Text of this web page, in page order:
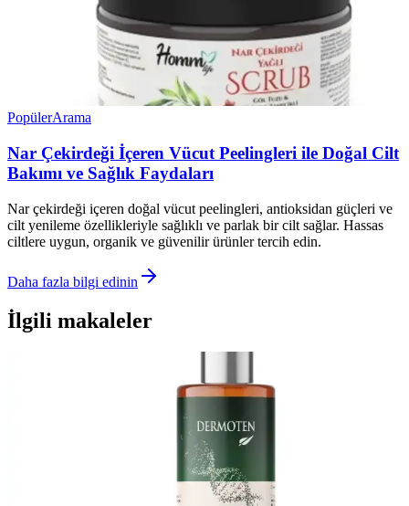
PopülerArama
Nar Çekirdeği İçeren Vücut Peelingleri ile Doğal Cilt
Bakımı ve Sağlık Faydaları
Nar çekirdeği içeren doğal vücut peelingleri, antioksidan güçleri ve
cilt yenileme özellikleriyle sağlıklı ve parlak bir cilt sağlar. Hassas
ciltlere uygun, organik ve güvenilir ürünler tercih edin.
Daha fazla bilgi edinin
İlgili makaleler